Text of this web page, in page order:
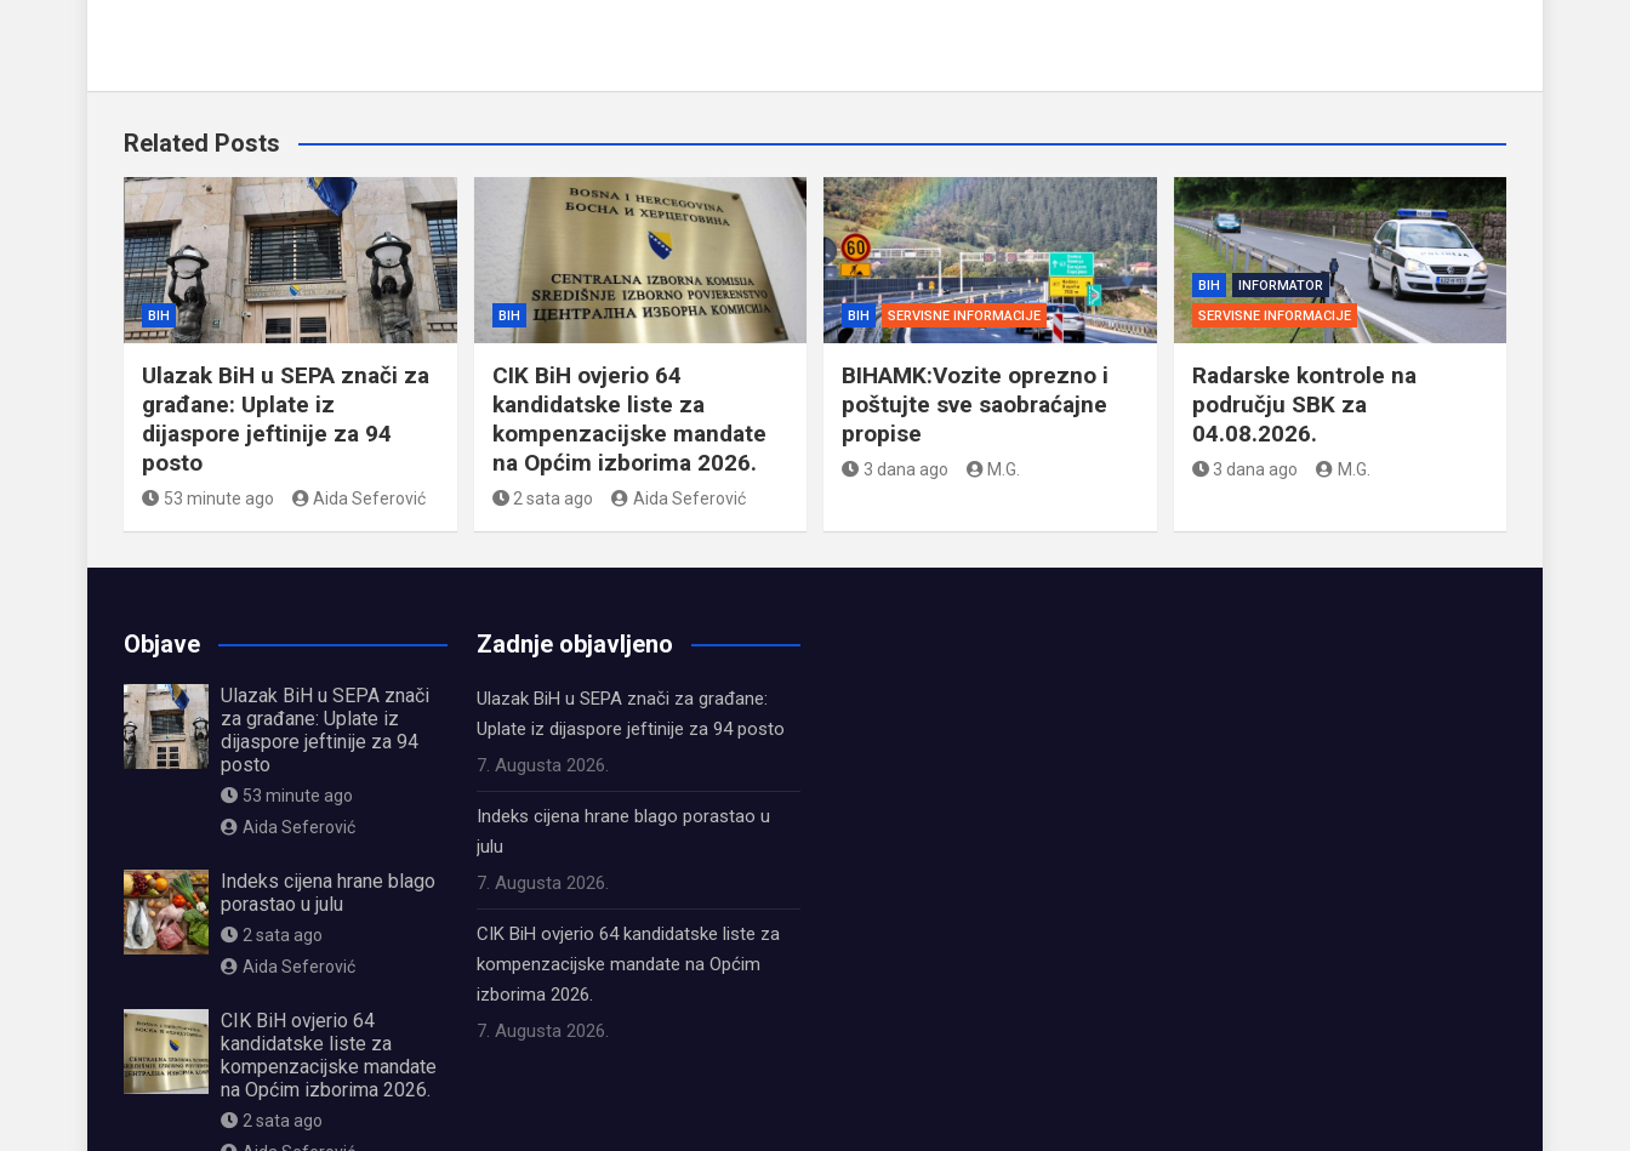
Related Posts
BIH
Ulazak BiH u SEPA znači za
građane: Uplate iz
dijaspore jeftinije za 94
posto
53 minute ago Aida Seferović
BIH
CIK BiH ovjerio 64
kandidatske liste za
kompenzacijske mandate
na Općim izborima 2026.
2 sata ago Aida Seferović
BIH SERVISNE INFORMACIJE
BIHAMK:Vozite oprezno i
poštujte sve saobraćajne
propise
3 dana ago M.G.
BIH
INFORMATOR
SERVISNE INFORMACIJE
Radarske kontrole na
području SBK za
04.08.2026.
3 dana ago M.G.
Objave
Ulazak BiH u SEPA znači
za građane: Uplate iz
dijaspore jeftinije za 94
posto
53 minute ago
Aida Seferović
Indeks cijena hrane blago
porastao u julu
2 sata ago
Aida Seferović
CIK BiH ovjerio 64
kandidatske liste za
kompenzacijske mandate
na Općim izborima 2026.
2 sata ago
Zadnje objavljeno
Ulazak BiH u SEPA znači za građane:
Uplate iz dijaspore jeftinije za 94 posto
7. Augusta 2026.
Indeks cijena hrane blago porastao u
julu
7. Augusta 2026.
CIK BiH ovjerio 64 kandidatske liste za
kompenzacijske mandate na Općim
izborima 2026.
7. Augusta 2026.